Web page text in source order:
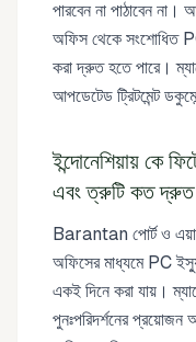
পারবেন না পাঠাবেন না।
অফিস থেকে সংশোধিত
করা দ্রুত হতে পারে।
আপডেটেড ট্রিটমেন্ট
ইন্দোনেশিয়ায় কে
এবং ত্রুটি কত দ্রুত
Barantan পোর্ট ও
অফিসের মাধ্যমে PC
একই দিনে করা যায়।
পুনঃপরিদর্শনের